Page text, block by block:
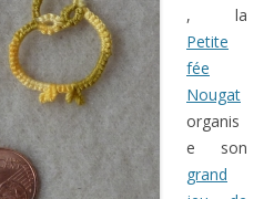
, la
Petite
fée
Nougat
organis
e son
grand